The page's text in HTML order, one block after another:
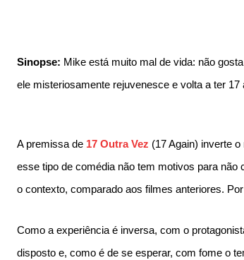
Sinopse: Mike está muito mal de vida: não
ele misteriosamente rejuvenesce e volta a ter 17
A premissa de 17 Outra Vez (17 Again) inverte
esse tipo de comédia não tem motivos para
o contexto, comparado aos filmes anteriores.
Como a experiência é inversa, com o
disposto e, como é de se esperar, com fome o